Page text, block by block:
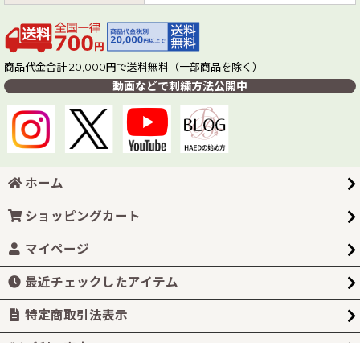
商品代金合計 20,000円で送料無料（一部商品を除く）
動画などで刺繍方法公開中
ホーム
ショッピングカート
マイページ
最近チェックしたアイテム
特定商取引法表示